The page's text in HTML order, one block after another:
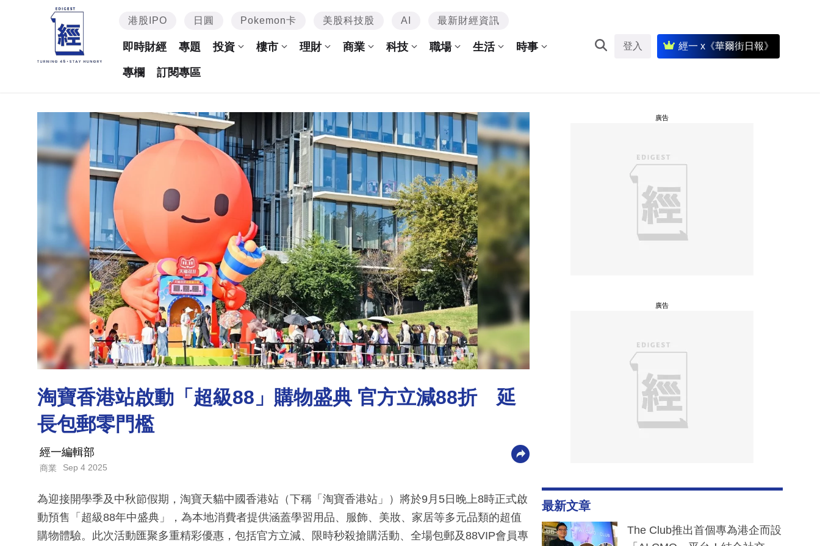
港股IPO 日圓 Pokemon卡 美股科技股 AI 最新財經資訊
即時財經 專題 投資 樓市 理財 商業 科技 職場 生活 時事
專欄 訂閱專區
登入 經一 x《華爾街日報》
淘寶香港站啟動「超級88」購物盛典 官方立減88折 延
長包郵零門檻
經一編輯部
商業 Sep 4 2025
為迎接開學季及中秋節假期，淘寶天貓中國香港站（下稱「淘寶香港站」）將於9月5日晚上8時正式啟
動預售「超級88年中盛典」，為本地消費者提供涵蓋學習用品、服飾、美妝、家居等多元品類的超值
購物體驗。此次活動匯聚多重精彩優惠，包括官方立減、限時秒殺搶購活動、全場包郵及88VIP會員專
廣告
廣告
最新文章
The Club推出首個專為港企而設